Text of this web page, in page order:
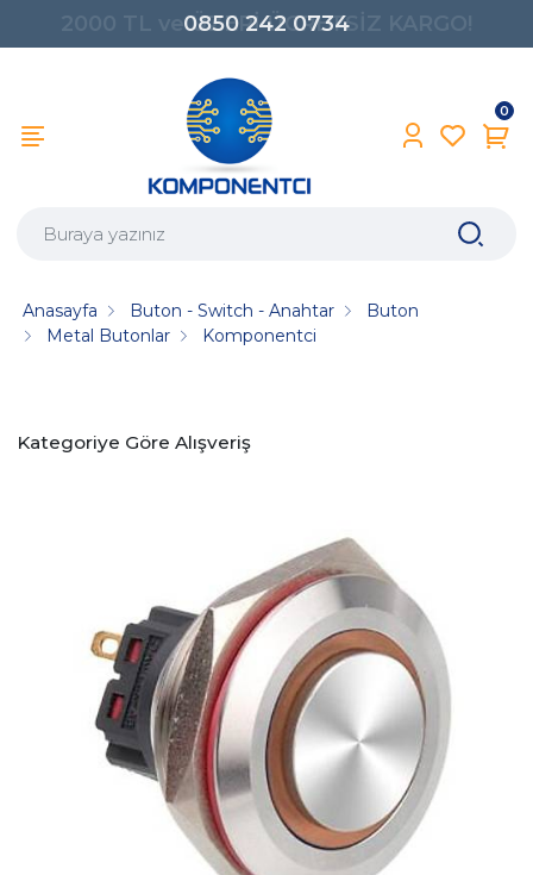
0850 242 0734
0
Anasayfa Buton - Switch - Anahtar
Buton
Metal Butonlar
Komponentci
Kategoriye Göre Alışveriş